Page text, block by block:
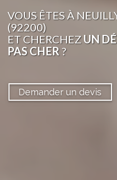
VOUS ÊTESÀ
(92200)
ET CHERCHEZUN
PAS CHER?
Demander un devis